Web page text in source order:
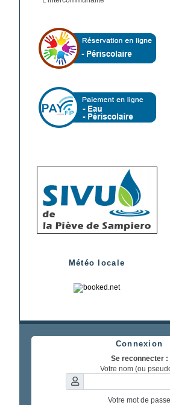
Météo locale
Connexion
Se reconnecter :
Votre nom (ou
Votre mot de passe